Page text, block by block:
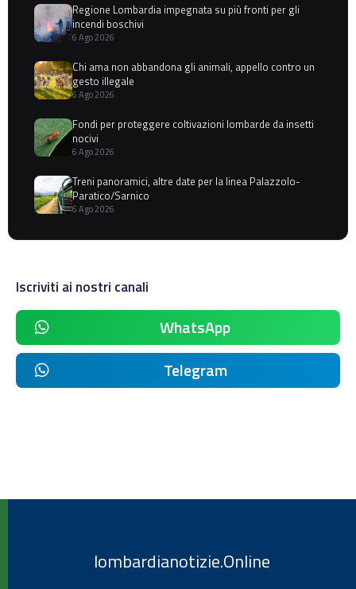
Regione Lombardia impegnata su più fronti per gli
incendi boschivi
6 Ago 2026
Chi ama non abbandona gli animali, appello contro un
gesto illegale
6 Ago 2026
Fondi per proteggere coltivazioni lombarde da insetti
nocivi
6 Ago 2026
Treni panoramici, altre date per la linea Palazzolo-
Paratico/Sarnico
6 Ago 2026
Iscriviti ai nostri canali
WhatsApp
Telegram
lombardianotizie.Online